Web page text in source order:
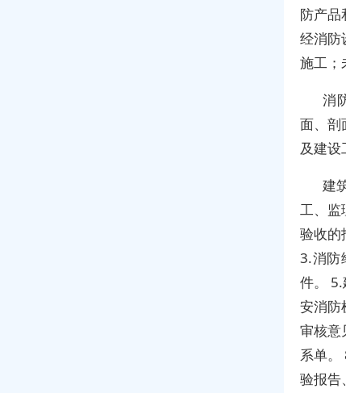
防产品
经消防
施工；
消
面、剖
及建设
建
工、监
验收的
3.消防
件。
安消防
审核意
系单。
验报告